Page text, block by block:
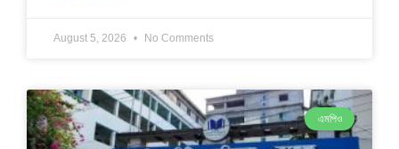
August 5, 2026 No Comments
এমপিও